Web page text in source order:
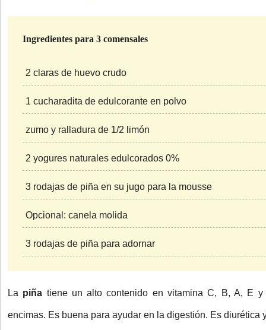
Ingredientes para 3 comensales
2 claras de huevo crudo
1 cucharadita de edulcorante en polvo
zumo y ralladura de 1/2 limón
2 yogures naturales edulcorados 0%
3 rodajas de piña en su jugo para la mousse
Opcional: canela molida
3 rodajas de piña para adornar
La piña tiene un alto contenido en vitamina C, B, A, E
encimas. Es buena para ayudar en la digestión. Es diurética